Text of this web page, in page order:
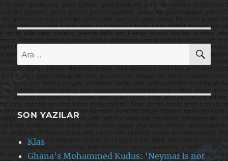
Ara:
SON YAZILAR
Klas
Ghana’s Mohammed Kudus: ‘Neymar is not